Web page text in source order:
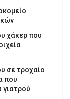
χάκερ που
σε τροχαίο
που
γιατρού